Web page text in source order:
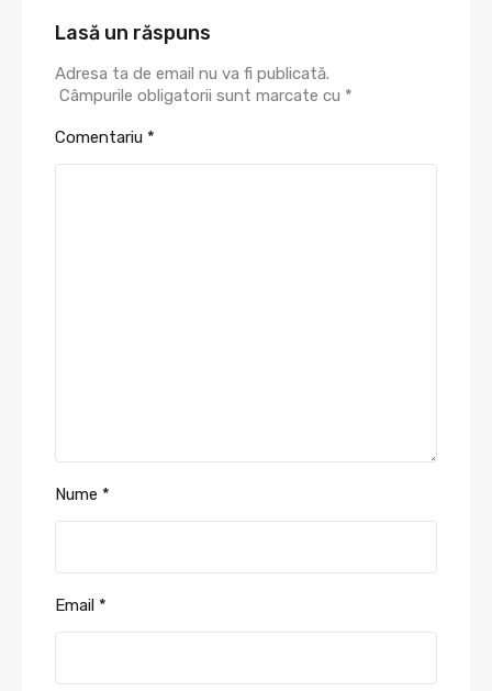
Lasă un răspuns
Adresa ta de email nu va fi publicată.
Câmpurile obligatorii sunt marcate cu *
Comentariu *
Nume *
Email *